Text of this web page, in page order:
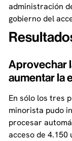
administración
gobierno del
Aprovechar
aumentar la
En sólo los tres
minorista pudo
procesar
acceso de 4.150